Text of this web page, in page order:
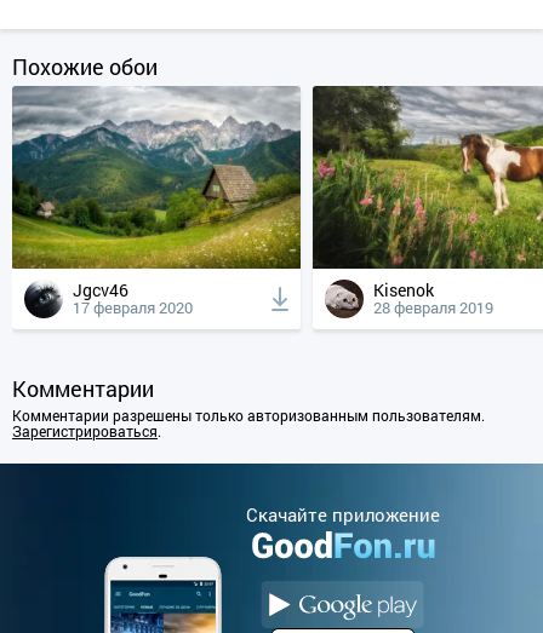
Похожие обои
Jgcv46
17 февраля 2020
Kisenok
28 февраля 2019
Комментарии
Комментарии разрешены только авторизованным пользователям.
Зарегистрироваться.
Cкачайте приложение